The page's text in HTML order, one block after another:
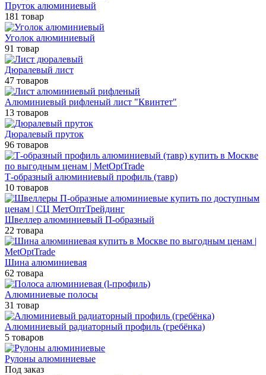
Пруток алюминиевый
181 товар
Уголок алюминиевый
91 товар
Дюралевый лист
47 товаров
Алюминиевый рифленый лист "Квинтет"
13 товаров
Дюралевый пруток
96 товаров
Т-образный алюминиевый профиль (тавр)
10 товаров
Швеллер алюминиевый П-образный
22 товара
Шина алюминиевая
62 товара
Алюминиевые полосы
31 товар
Алюминиевый радиаторный профиль (гребёнка)
5 товаров
Рулоны алюминиевые
Под заказ